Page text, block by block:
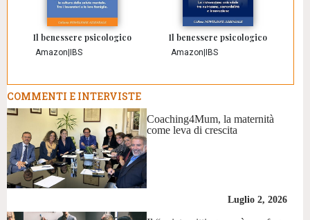
Il benessere psicologico
Amazon IBS
Il benessere psicologico
Amazon IBS
COMMENTI E INTERVISTE
Coaching4Mum, la maternità
come leva di crescita
Luglio 2, 2026